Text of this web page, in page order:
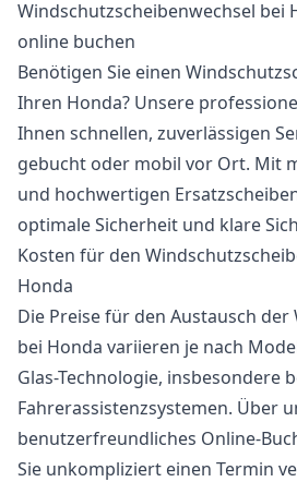
Windschutzscheibenwechsel bei
online buchen
Benötigen Sie einen
Ihren Honda? Unsere
Ihnen schnellen, zuverlässigen
gebucht oder mobil vor Ort. Mit
und hochwertigen
optimale Sicherheit und klare
Kosten für den
Honda
Die Preise für den Austausch
bei Honda variieren je nach
Glas-Technologie, insbesondere
Fahrerassistenzsystemen. Über
benutzerfreundliches Online-
Sie unkompliziert einen Termin